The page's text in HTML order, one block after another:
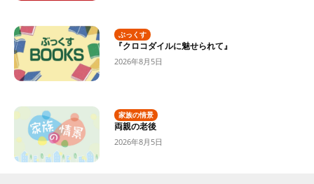
ぶっくす
『クロコダイルに魅せられて』
2026年8月5日
家族の情景
両親の老後
2026年8月5日